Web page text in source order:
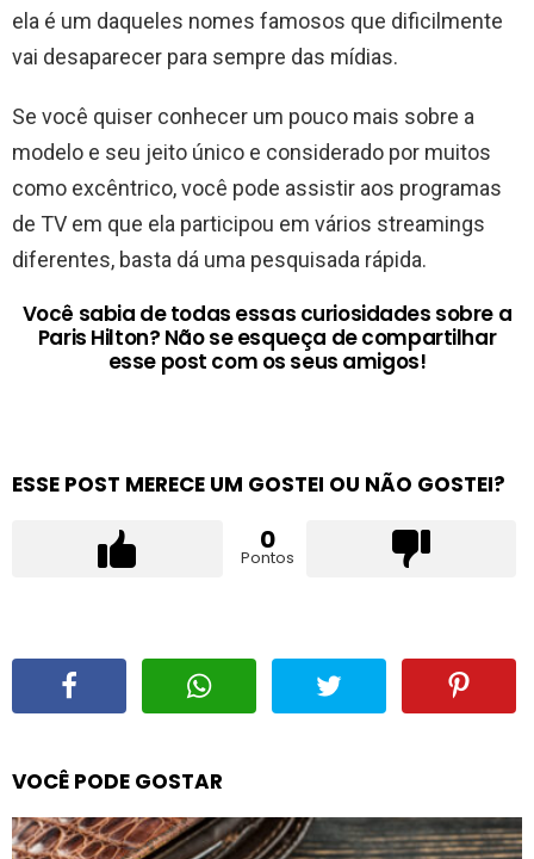
ela é um daqueles nomes famosos que dificilmente
vai desaparecer para sempre das mídias.
Se você quiser conhecer um pouco mais sobre a
modelo e seu jeito único e considerado por muitos
como excêntrico, você pode assistir aos programas
de TV em que ela participou em vários streamings
diferentes, basta dá uma pesquisada rápida.
Você sabia de todas essas curiosidades sobre a
Paris Hilton? Não se esqueça de compartilhar
esse post com os seus amigos!
ESSE POST MERECE UM GOSTEI OU NÃO GOSTEI?
0
Pontos
VOCÊ PODE GOSTAR